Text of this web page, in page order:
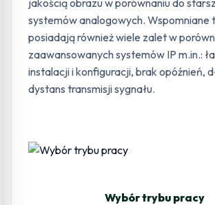
jakością obrazu w porównaniu do
systemów analogowych. Wspomniane
posiadają również wiele zalet w
zaawansowanych systemów IP m.in.:
instalacji i konfiguracji, brak opóźnień,
dystans transmisji sygnału.
Wybór trybu pracy